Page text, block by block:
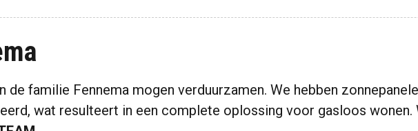
de familie Fennema mogen verduurzamen. We hebben
wat resulteert in een complete oplossing voor gasloos wonen.